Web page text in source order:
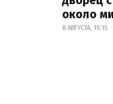
около
8 АВГУСТА, 15:15